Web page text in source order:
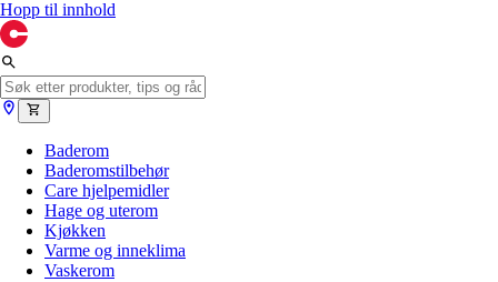
Hopp til innhold
Baderom
Baderomstilbehør
Care hjelpemidler
Hage og uterom
Kjøkken
Varme og inneklima
Vaskerom